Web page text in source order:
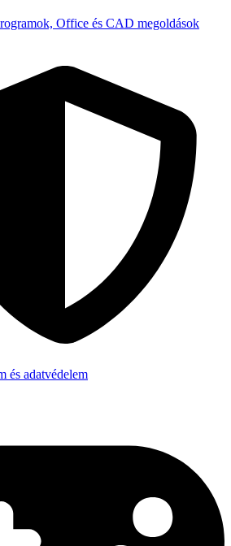
Office és CAD megoldások
és adatvédelem